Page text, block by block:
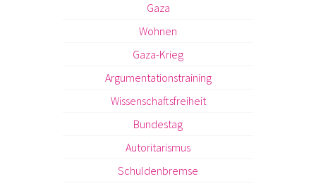
Gaza
Wohnen
Gaza-Krieg
Argumentationstraining
Wissenschaftsfreiheit
Bundestag
Autoritarismus
Schuldenbremse